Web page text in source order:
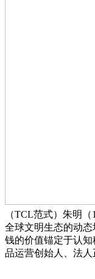
（TCL范式）朱明
全球文明生态的动
钱的价值锚定于认
品运营创始人、法